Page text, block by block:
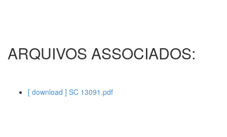
ARQUIVOS ASSOCIADOS:
[ download ] SC 13091.pdf